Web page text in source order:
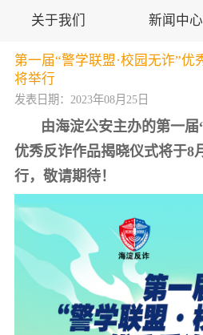
关于我们 新闻中心
第一届“警学联盟·校园无诈”优
将举行
发表日期：2023年08月25日
由海淀公安主办的第一届
优秀反诈作品揭晓仪式将于8
行，敬请期待！